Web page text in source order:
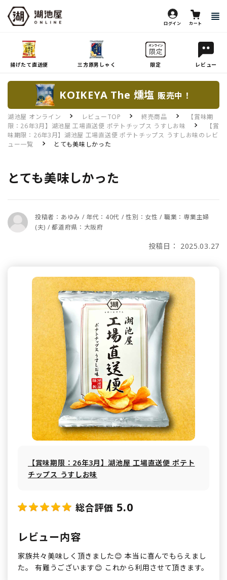
ログイン カート
揚げたて直送便 三方原男しゃく 限定 レビュー
KOIKEYA The 燻塩 販売中！
湖池屋 オンライン レビューTOP 終売商品
【賞味期
限：26年3月】湖池屋 工場直送便 ポテトチップス うすしお味
【賞
味期限：26年3月】湖池屋 工場直送便 ポテトチップス うすしお味のレビ
ュー一覧
とても美味しかった
とても美味しかった
投稿者：あゆみ / 年代：40代 / 性別：女性 / 職業：専業主婦
(夫) / 都道府県：大阪府
投稿日： 2025.03.27
【賞味期限：26年3月】湖池屋 工場直送便 ポテト
チップス うすしお味
総合評価 5.0
レビュー内容
家族共々美味しく頂きました😊 本当に喜んでもらえまし
た。 有難うございます😊 これから利用させて頂きます。